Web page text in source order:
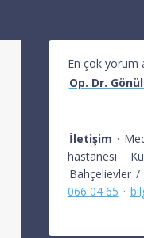
En çok yorum
Op. Dr.
İletişim ·
hastanesi ·
Bahçelievler /
066 04 65 ·